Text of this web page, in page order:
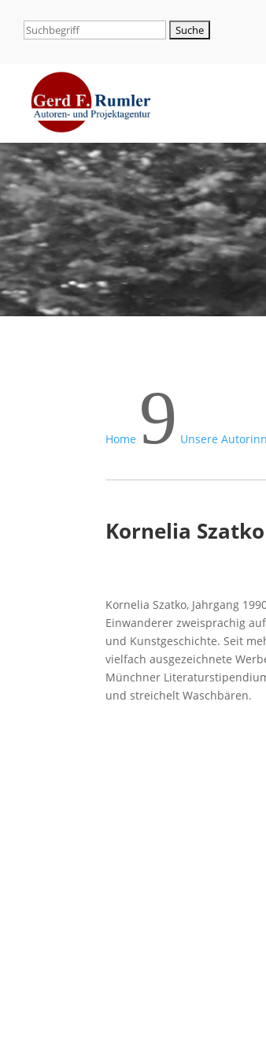
Home 9 Unsere
Kornelia Szatko
Kornelia Szatko, Jahrgang
Einwanderer zweisprachig
und Kunstgeschichte. Seit
vielfach ausgezeichnete
Münchner
und streichelt Waschbären.